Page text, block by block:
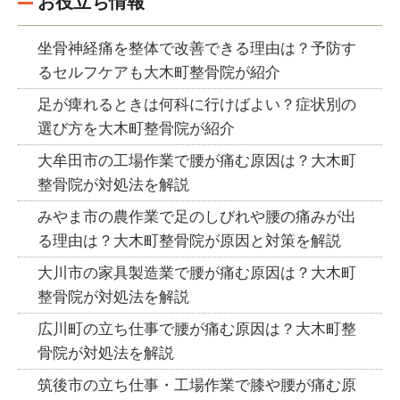
坐骨神経痛を整体で改善できる理由は？予防す
るセルフケアも大木町整骨院が紹介
足が痺れるときは何科に行けばよい？症状別の
選び方を大木町整骨院が紹介
大牟田市の工場作業で腰が痛む原因は？大木町
整骨院が対処法を解説
みやま市の農作業で足のしびれや腰の痛みが出
る理由は？大木町整骨院が原因と対策を解説
大川市の家具製造業で腰が痛む原因は？大木町
整骨院が対処法を解説
広川町の立ち仕事で腰が痛む原因は？大木町整
骨院が対処法を解説
筑後市の立ち仕事・工場作業で膝や腰が痛む原